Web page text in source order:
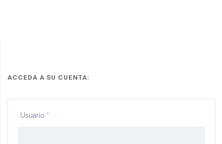
filiación
ACCEDA A SU CUENTA:
Usuario *